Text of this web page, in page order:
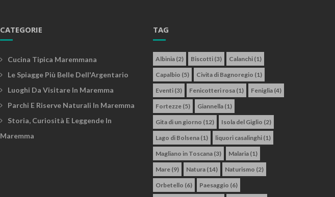
CATEGORIE
Cucina Tipica Maremmana
Le Spiagge Più Belle Dell'Argentario
Luoghi Da Visitare In Maremma
Parchi E Riserve Naturali In Maremma
Storia, Curiosità E Leggende In
Maremma
TAG
Albinia (2) Biscotti (3) Calanchi (1)
Capalbio (5) Civita di Bagnoregio (1)
Eventi (3) Fenicotteri rosa (1) Feniglia (4)
Fortezze (5) Giannella (1)
Gita di un giorno (12) Isola del Giglio (2)
Lago di Bolsena (1) liquori casalinghi (1)
Magliano in Toscana (3) Malaria (1)
Mare (9) Natura (14) Naturismo (2)
Orbetello (6) Paesaggio (6)